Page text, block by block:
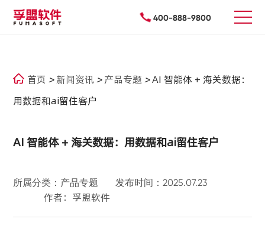
400-888-9800
首页 > 新闻资讯 > 产品专题 >AI 智能体 + 海关数据：
用数据和ai留住客户
AI 智能体 + 海关数据：用数据和ai留住客户
所属分类：产品专题 发布时间：2025.07.23
作者：孚盟软件